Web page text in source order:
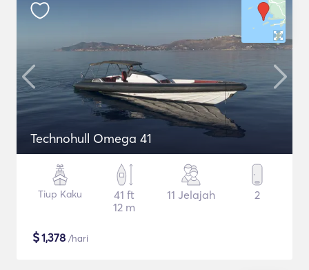
Technohull Omega 41
Tiup Kaku
41 ft
12 m
11 Jelajah 2
$1,378 /hari